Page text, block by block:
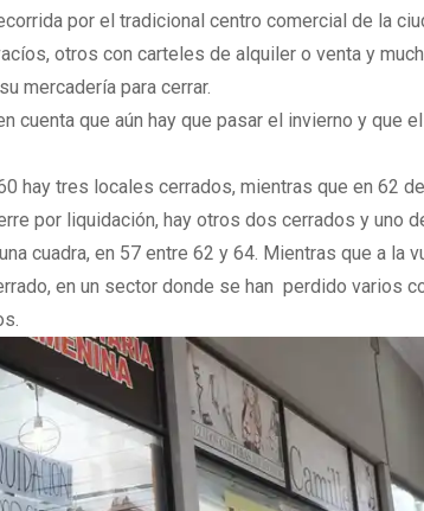
por el tradicional centro comercial de la
otros con carteles de alquiler o venta y
mercadería para cerrar.
cuenta que aún hay que pasar el invierno y que
hay tres locales cerrados, mientras que en 62
por liquidación, hay otros dos cerrados y uno
cuadra, en 57 entre 62 y 64. Mientras que a la
en un sector donde se han perdido varios